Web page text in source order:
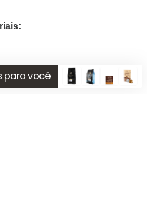
leves notas de frutas e cereais.